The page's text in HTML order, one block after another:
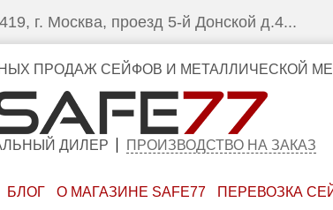
г. Москва, проезд 5-й Донской д.4...
ПРОДАЖ СЕЙФОВ И МЕТАЛЛИЧЕСКОЙ
ДИЛЕР ПРОИЗВОДСТВО НА ЗАКАЗ
БЛОГ О МАГАЗИНЕ SAFE77 ПЕРЕВОЗКА